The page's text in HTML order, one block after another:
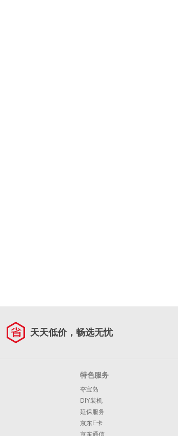
天天低价，畅选无忧
特色服务
夺宝岛
DIY装机
延保服务
京东E卡
京东通信